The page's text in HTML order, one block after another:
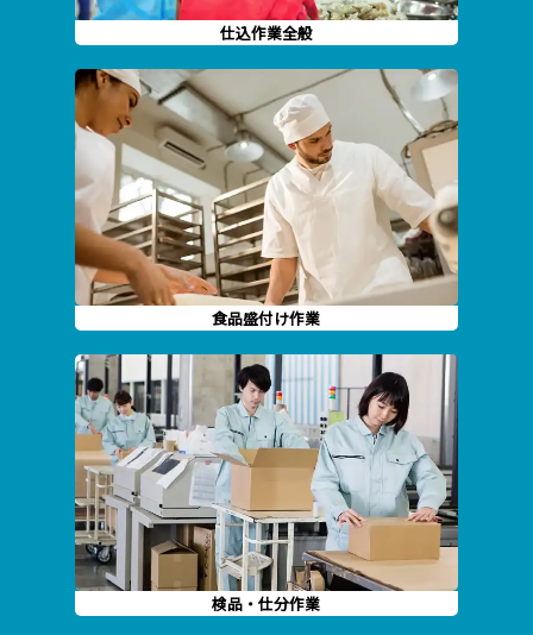
仕込作業全般
食品盛付け作業
検品・仕分作業